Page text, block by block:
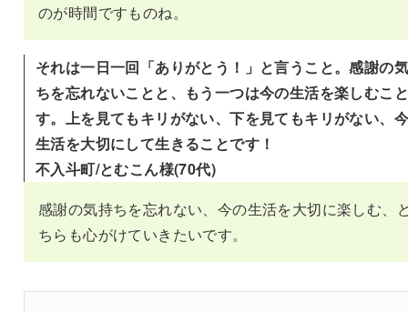
のが時間ですものね。
それは一日一回「ありがとう！」と言うこと。感謝の
ちを忘れないことと、もう一つは今の生活を楽しむこ
す。上を見てもキリがない、下を見てもキリがない、
生活を大切にして生きることです！
不入斗町/とむこん様(70代)
感謝の気持ちを忘れない、今の生活を大切に楽しむ、
ちらも心がけていきたいです。